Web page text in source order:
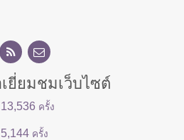
ยี่ยมชมเว็บไซต์
13,536 ครั้ง
5,144 ครั้ง